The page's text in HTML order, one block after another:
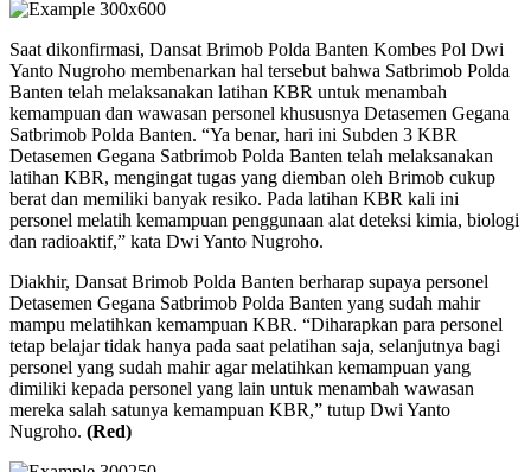
Saat dikonfirmasi, Dansat Brimob Polda Banten Kombes Pol Dwi
Yanto Nugroho membenarkan hal tersebut bahwa Satbrimob Polda
Banten telah melaksanakan latihan KBR untuk menambah
kemampuan dan wawasan personel khususnya Detasemen Gegana
Satbrimob Polda Banten. “Ya benar, hari ini Subden 3 KBR
Detasemen Gegana Satbrimob Polda Banten telah melaksanakan
latihan KBR, mengingat tugas yang diemban oleh Brimob cukup
berat dan memiliki banyak resiko. Pada latihan KBR kali ini
personel melatih kemampuan penggunaan alat deteksi kimia, biologi
dan radioaktif,” kata Dwi Yanto Nugroho.
Diakhir, Dansat Brimob Polda Banten berharap supaya personel
Detasemen Gegana Satbrimob Polda Banten yang sudah mahir
mampu melatihkan kemampuan KBR. “Diharapkan para personel
tetap belajar tidak hanya pada saat pelatihan saja, selanjutnya bagi
personel yang sudah mahir agar melatihkan kemampuan yang
dimiliki kepada personel yang lain untuk menambah wawasan
mereka salah satunya kemampuan KBR,” tutup Dwi Yanto
Nugroho. (Red)